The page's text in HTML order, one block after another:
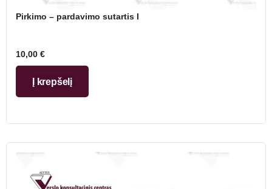
Pirkimo – pardavimo sutartis I
10,00 €
Į krepšelį